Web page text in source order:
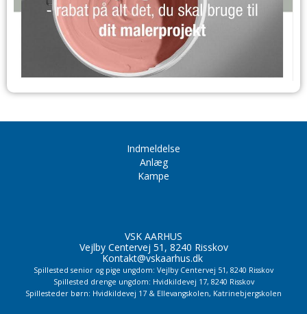
Indmeldelse
Anlæg
Kampe
VSK AARHUS
Vejlby Centervej 51, 8240 Risskov
Kontakt@vskaarhus.dk
Spillested senior og pige ungdom: Vejlby Centervej 51, 8240 Risskov
Spillested drenge ungdom: Hvidkildevej 17, 8240 Risskov
Spillesteder børn: Hvidkildevej 17 & Ellevangskolen, Katrinebjergskolen